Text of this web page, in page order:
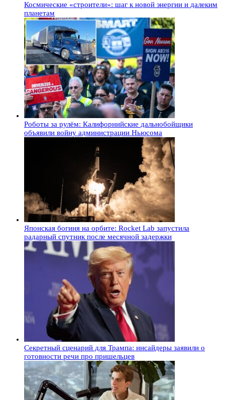
Космические «строители»: шаг к новой энергии и далеким
планетам
Роботы за рулём: Калифорнийские дальнобойщики
объявили войну администрации Ньюсома
Японская богиня на орбите: Rocket Lab запустила
радарный спутник после месячной задержки
Секретный сценарий для Трампа: инсайдеры заявили о
готовности речи про пришельцев